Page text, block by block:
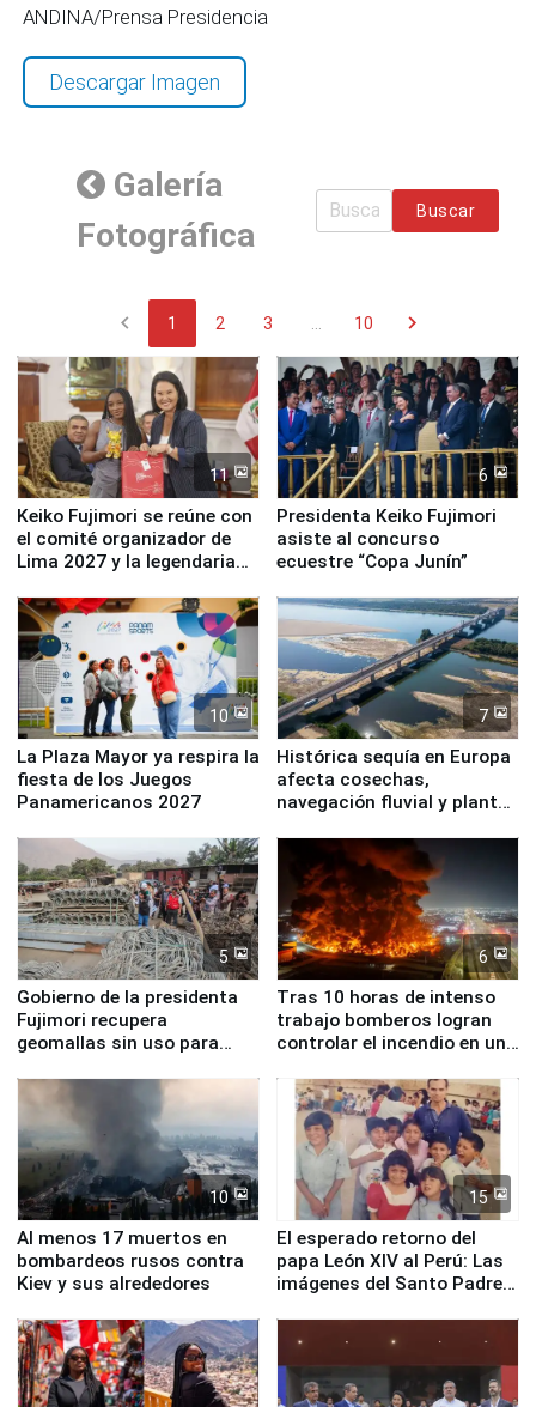
ANDINA/Prensa Presidencia
Descargar Imagen
Galería
Fotográfica
Buscar
chevron_left 1 2 3 10 chevron_right
11
Keiko Fujimori se reúne con
el comité organizador de
Lima 2027 y la legendaria
6
Presidenta Keiko Fujimori
asiste al concurso
ecuestre “Copa Junín”
10
La Plaza Mayor ya respira la
fiesta de los Juegos
Panamericanos 2027
7
Histórica sequía en Europa
afecta cosechas,
navegación fluvial y plantas
5
Gobierno de la presidenta
Fujimori recupera
geomallas sin uso para
Fenómeno El Niño
6
Tras 10 horas de intenso
trabajo bomberos logran
controlar el incendio en una
de Chile
10
Al menos 17 muertos en
bombardeos rusos contra
Kiev y sus alrededores
15
El esperado retorno del
papa León XIV al Perú: Las
imágenes del Santo Padre